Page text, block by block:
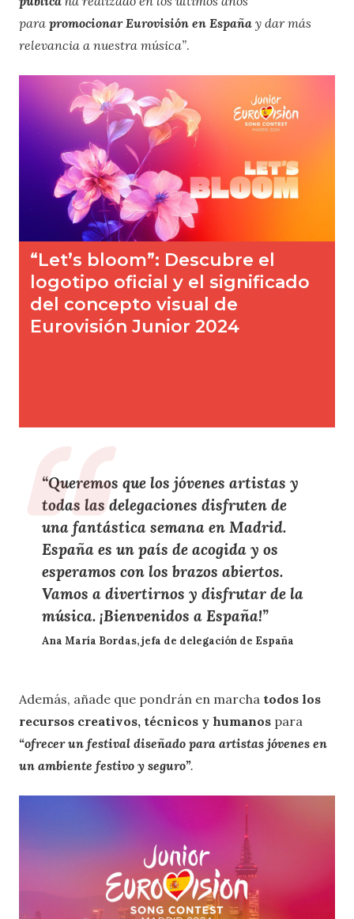
para promocionar Eurovisión en España y dar más
relevancia a nuestra música”.
“Queremos que los jóvenes artistas y
todas las delegaciones disfruten de
una fantástica semana en Madrid.
España es un país de acogida y os
esperamos con los brazos abiertos.
Vamos a divertirnos y disfrutar de la
música. ¡Bienvenidos a España!”
Ana María Bordas, jefa de delegación de España
Además, añade que pondrán en marcha todos los
recursos creativos, técnicos y humanos para
“ofrecer un festival diseñado para artistas jóvenes en
un ambiente festivo y seguro”.